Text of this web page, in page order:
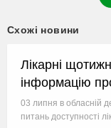
Схожі новини
Лікарні
інформацію
03 липня в обласній
питань доступності